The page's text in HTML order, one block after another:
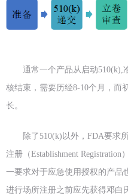
通常一个产品从启动510(k),
核结束，需要历经8-10个月，而
长。
除了510(k)以外，FDA要求
注册（Establishment
一要求对于应急使用授权的产品
进行场所注册之前应先获得邓白